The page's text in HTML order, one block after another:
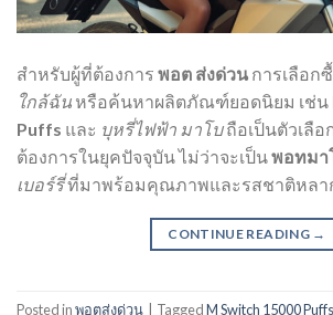
สำหรับผู้ที่ต้องการ พอต ส่งด่วน การเลือก
ใกล้ฉัน หรือค้นหาผลิตภัณฑ์ยอดนิยม เช่น
Puffs และ บุหรี่ไฟฟ้า มาโบถือเป็นตัวเลื
ต้องการในยุคปัจจุบัน ไม่ว่าจะเป็นพอทมา
เบอร์รี่ที่มาพร้อมคุณภาพและรสชาติหลา
CONTINUE READING →
Posted inพอตส่งด่วน TaggedM Switch 15000 Puffs